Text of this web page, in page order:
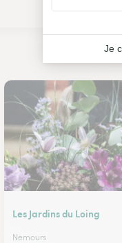
Les Jardins du Loing
Nemours